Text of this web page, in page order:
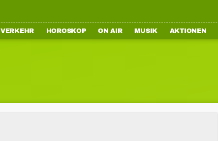
VERKEHR HOROSKOP ON AIR MUSIK AKTIONEN